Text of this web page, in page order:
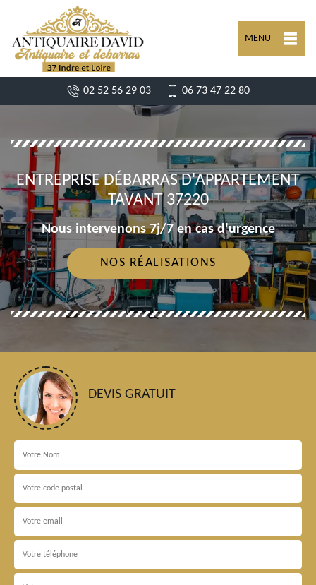
MENU
02 52 56 29 03 06 73 47 22 80
ENTREPRISE DÉBARRAS D'APPARTEMENT
TAVANT 37220
Nous intervenons 7j/7 en cas d'urgence
NOS RÉALISATIONS
DEVIS GRATUIT